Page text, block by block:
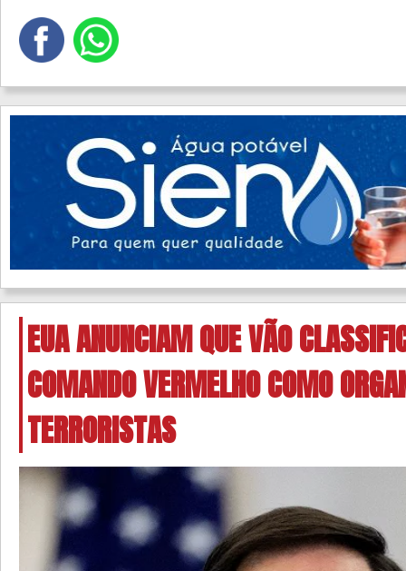
EUA ANUNCIAM QUE VÃO
COMANDO VERMELHO COMO
TERRORISTAS